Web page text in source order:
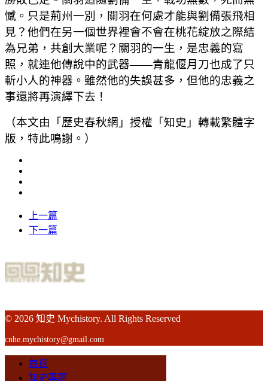
憾。只是荊州一別，關羽在何處才能與劉備張飛相
見？他們在另一個世界裡會不會在桃花綻放之際結
為兄弟，共創大業呢？關羽的一生，是忠義的寫
照，就連他傳說中的武器——青龍偃月刀也成了只
斬小人的神器。雖然他的失誤甚多，但他的忠義之
事還將再演繹下去！
（本文由「歷史春秋網」授權「知史」轉載繁體字
版，特此鳴謝。）
上一篇
下一篇
© 2026 知史 Mychistory. All Rights Reserved
cnhe.mychistory@gmail.com
首頁
知史專題